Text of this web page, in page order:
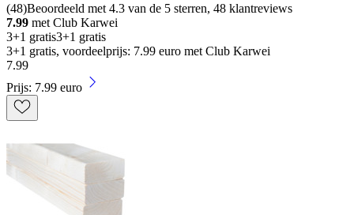
(48)Beoordeeld met 4.3 van de 5 sterren, 48 klantreviews
7.99 met Club Karwei
3+1 gratis3+1 gratis
3+1 gratis, voordeelprijs: 7.99 euro met Club Karwei
7.99
Prijs: 7.99 euro